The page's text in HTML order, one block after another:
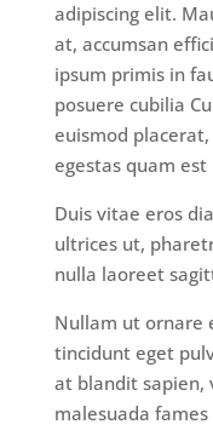
adipiscing elit.
at, accumsan
ipsum primis in
posuere cubilia
euismod
egestas quam est
Duis vitae eros
ultrices ut,
nulla laoreet
Nullam ut ornare
tincidunt eget
at blandit sapien,
malesuada